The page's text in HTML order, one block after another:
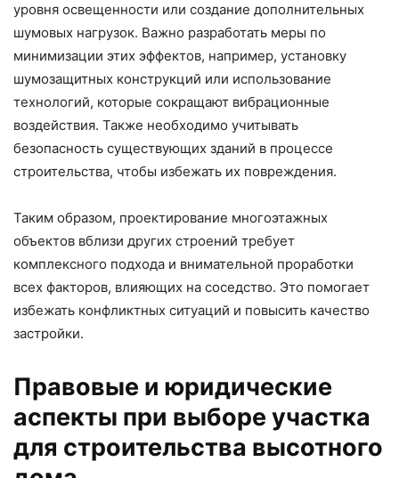
уровня освещенности или создание дополнительных
шумовых нагрузок. Важно разработать меры по
минимизации этих эффектов, например, установку
шумозащитных конструкций или использование
технологий, которые сокращают вибрационные
воздействия. Также необходимо учитывать
безопасность существующих зданий в процессе
строительства, чтобы избежать их повреждения.
Таким образом, проектирование многоэтажных
объектов вблизи других строений требует
комплексного подхода и внимательной проработки
всех факторов, влияющих на соседство. Это помогает
избежать конфликтных ситуаций и повысить качество
застройки.
Правовые и юридические
аспекты при выборе участка
для строительства высотного